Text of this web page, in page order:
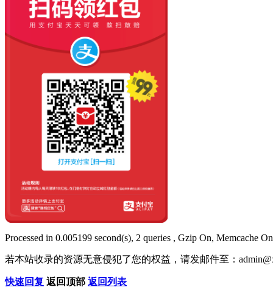
Processed in 0.005199 second(s), 2 queries , Gzip On, Memcache
若本站收录的资源无意侵犯了您的权益，请发邮件至：
快速回复 返回顶部 返回列表